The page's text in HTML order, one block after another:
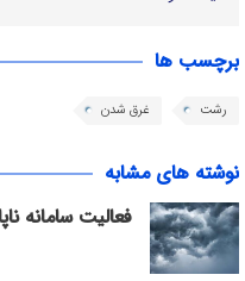
برچسب ها
رشت غرق شدن
نوشته های مشابه
فعالیت سامانه